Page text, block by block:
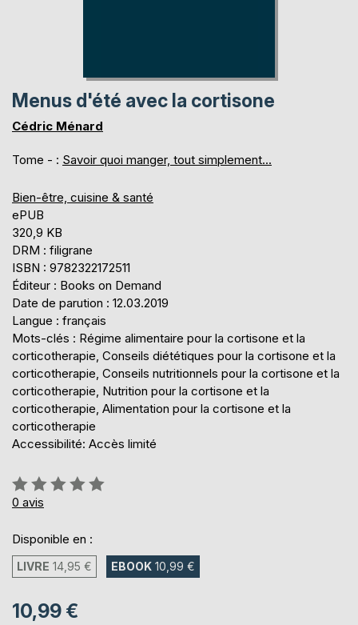
Menus d'été avec la cortisone
Cédric Ménard
Tome - : Savoir quoi manger, tout simplement...
Bien-être, cuisine & santé
ePUB
320,9 KB
DRM : filigrane
ISBN : 9782322172511
Éditeur : Books on Demand
Date de parution : 12.03.2019
Langue : français
Mots-clés : Régime alimentaire pour la cortisone et la
corticotherapie, Conseils diététiques pour la cortisone et la
corticotherapie, Conseils nutritionnels pour la cortisone et la
corticotherapie, Nutrition pour la cortisone et la
corticotherapie, Alimentation pour la cortisone et la
corticotherapie
Accessibilité: Accès limité
Évaluation:
0%
0 avis
Disponible en :
LIVRE 14,95 € EBOOK 10,99 €
10,99 €